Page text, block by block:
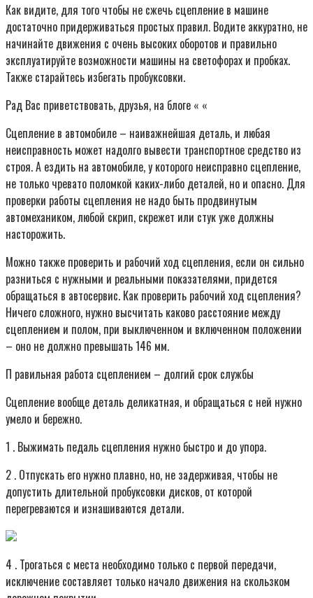
Как видите, для того чтобы не сжечь сцепление в машине
достаточно придерживаться простых правил. Водите аккуратно, не
начинайте движения с очень высоких оборотов и правильно
эксплуатируйте возможности машины на светофорах и пробках.
Также старайтесь избегать пробуксовки.
Рад Вас приветствовать, друзья, на блоге « «
Сцепление в автомобиле – наиважнейшая деталь, и любая
неисправность может надолго вывести транспортное средство из
строя. А ездить на автомобиле, у которого неисправно сцепление,
не только чревато поломкой каких-либо деталей, но и опасно. Для
проверки работы сцепления не надо быть продвинутым
автомехаником, любой скрип, скрежет или стук уже должны
насторожить.
Можно также проверить и рабочий ход сцепления, если он сильно
разниться с нужными и реальными показателями, придется
обращаться в автосервис. Как проверить рабочий ход сцепления?
Ничего сложного, нужно высчитать каково расстояние между
сцеплением и полом, при выключенном и включенном положении
– оно не должно превышать 146 мм.
П равильная работа сцеплением – долгий срок службы
Сцепление вообще деталь деликатная, и обращаться с ней нужно
умело и бережно.
1 . Выжимать педаль сцепления нужно быстро и до упора.
2 . Отпускать его нужно плавно, но, не задерживая, чтобы не
допустить длительной пробуксовки дисков, от которой
перегреваются и изнашиваются детали.
4 . Трогаться с места необходимо только с первой передачи,
исключение составляет только начало движения на скользком